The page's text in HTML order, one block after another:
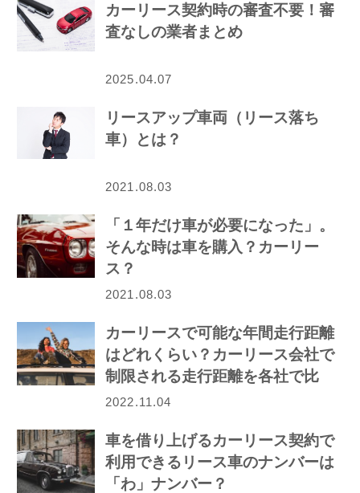
カーリース契約時の審査不要！審
査なしの業者まとめ
2025.04.07
リースアップ車両（リース落ち
車）とは？
2021.08.03
「１年だけ車が必要になった」。
そんな時は車を購入？カーリー
ス？
2021.08.03
カーリースで可能な年間走行距離
はどれくらい？カーリース会社で
制限される走行距離を各社で比
較！
2022.11.04
車を借り上げるカーリース契約で
利用できるリース車のナンバーは
「わ」ナンバー？